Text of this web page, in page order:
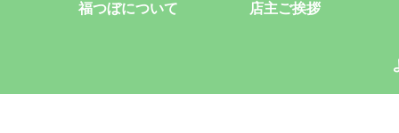
福つぼについて 店主ご挨拶